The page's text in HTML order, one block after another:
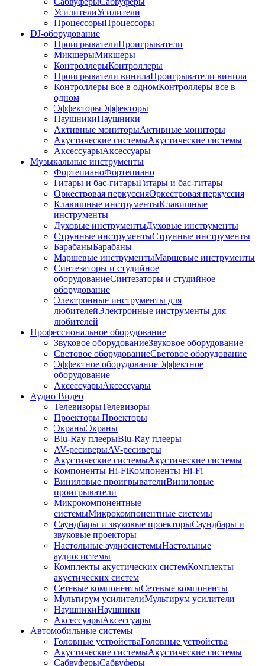
УсилителиУсилители
ПроцессорыПроцессоры
DJ-оборудование
ПроигрывателиПроигрыватели
МикшерыМикшеры
КонтроллерыКонтроллеры
Проигрыватели винилаПроигрыватели винила
Контроллеры все в одномКонтроллеры все в
одном
ЭффекторыЭффекторы
НаушникиНаушники
Активные мониторыАктивные мониторы
Акустические системыАкустические системы
АксессуарыАксессуары
Музыкальные инструменты
ФортепианоФортепиано
Гитары и бас-гитарыГитары и бас-гитары
Оркестровая перкуссияОркестровая перкуссия
Клавишные инструментыКлавишные
инструменты
Духовые инструментыДуховые инструменты
Струнные инструментыСтрунные инструменты
БарабаныБарабаны
Маршевые инструментыМаршевые инструменты
Синтезаторы и студийное
оборудованиеСинтезаторы и студийное
оборудование
Электронные инструменты для
любителейЭлектронные инструменты для
любителей
Профессиональное оборудование
Звуковое оборудованиеЗвуковое оборудование
Световое оборудованиеСветовое оборудование
Эффектное оборудованиеЭффектное
оборудование
АксессуарыАксессуары
Аудио Видео
ТелевизорыТелевизоры
Проекторы Проекторы
ЭкраныЭкраны
Blu-Ray плеерыBlu-Ray плееры
AV-ресиверыAV-ресиверы
Акустические системыАкустические системы
Компоненты Hi-FiКомпоненты Hi-Fi
Виниловые проигрывателиВиниловые
проигрыватели
Микрокомпонентные
системыМикрокомпонентные системы
Саундбары и звуковые проекторыСаундбары и
звуковые проекторы
Настольные аудиосистемыНастольные
аудиосистемы
Комплекты акустических системКомплекты
акустических систем
Сетевые компонентыСетевые компоненты
Мультирум усилителиМультирум усилители
НаушникиНаушники
АксессуарыАксессуары
Автомобильные системы
Головные устройстваГоловные устройства
Акустические системыАкустические системы
СабвуферыСабвуферы